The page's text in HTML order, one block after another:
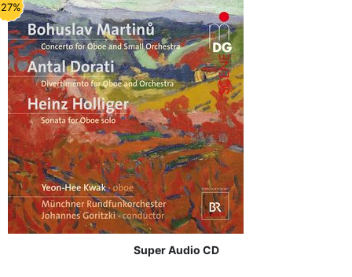
Super Audio CD